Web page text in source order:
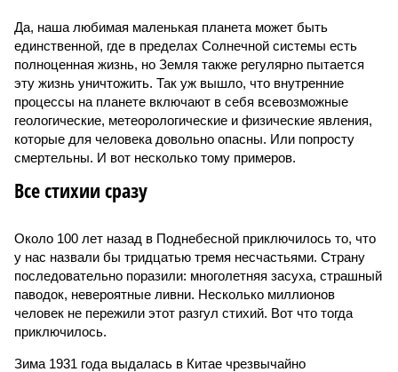
Да, наша любимая маленькая планета может быть
единственной, где в пределах Солнечной системы есть
полноценная жизнь, но Земля также регулярно пытается
эту жизнь уничтожить. Так уж вышло, что внутренние
процессы на планете включают в себя всевозможные
геологические, метеорологические и физические явления,
которые для человека довольно опасны. Или попросту
смертельны. И вот несколько тому примеров.
Все стихии сразу
Около 100 лет назад в Поднебесной приключилось то, что
у нас назвали бы тридцатью тремя несчастьями. Страну
последовательно поразили: многолетняя засуха, страшный
паводок, невероятные ливни. Несколько миллионов
человек не пережили этот разгул стихий. Вот что тогда
приключилось.
Зима 1931 года выдалась в Китае чрезвычайно